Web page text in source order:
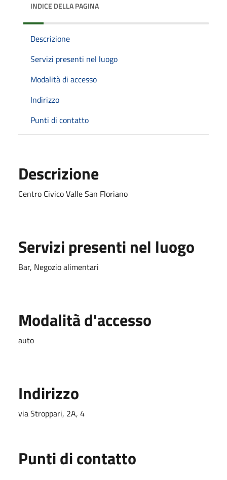
INDICE DELLA PAGINA
Descrizione
Servizi presenti nel luogo
Modalità di accesso
Indirizzo
Punti di contatto
Descrizione
Centro Civico Valle San Floriano
Servizi presenti nel luogo
Bar, Negozio alimentari
Modalità d'accesso
auto
Indirizzo
via Stroppari, 2A, 4
Punti di contatto